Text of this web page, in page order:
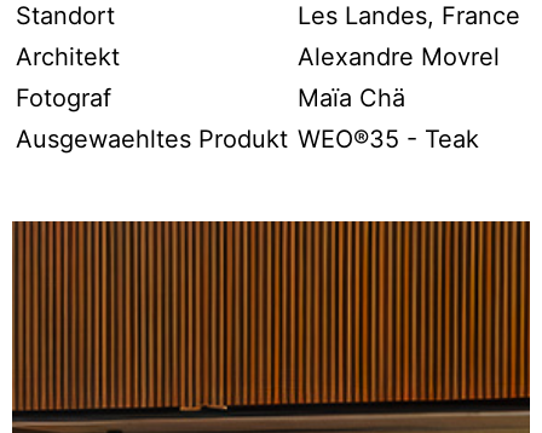
Standort
Les Landes, France
Architekt
Alexandre Movrel
Fotograf
Maïa Chä
Ausgewaehltes Produkt WEO®35 - Teak